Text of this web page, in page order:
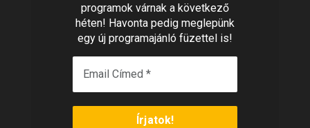
programok várnak a következő
héten! Havonta pedig meglepünk
egy új programajánló füzettel is!